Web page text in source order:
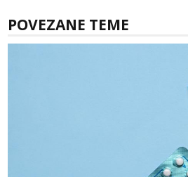
POVEZANE TEME